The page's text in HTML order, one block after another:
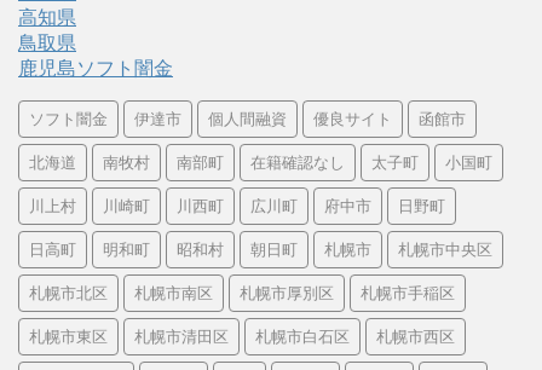
高知県
鳥取県
鹿児島ソフト闇金
ソフト闇金 伊達市 個人間融資 優良サイト 函館市
北海道 南牧村 南部町 在籍確認なし 太子町 小国町
川上村 川崎町 川西町 広川町 府中市 日野町
日高町 明和町 昭和村 朝日町 札幌市 札幌市中央区
札幌市北区 札幌市南区 札幌市厚別区 札幌市手稲区
札幌市東区 札幌市清田区 札幌市白石区 札幌市西区